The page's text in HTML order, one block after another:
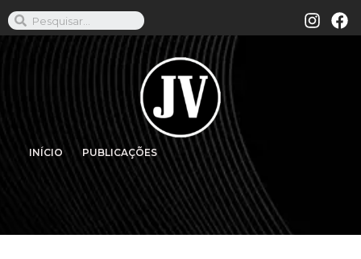
INÍCIO PUBLICAÇÕES